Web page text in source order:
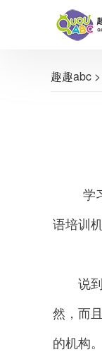
趣趣abc >
学习
语培训
说到
然，而
的机构。